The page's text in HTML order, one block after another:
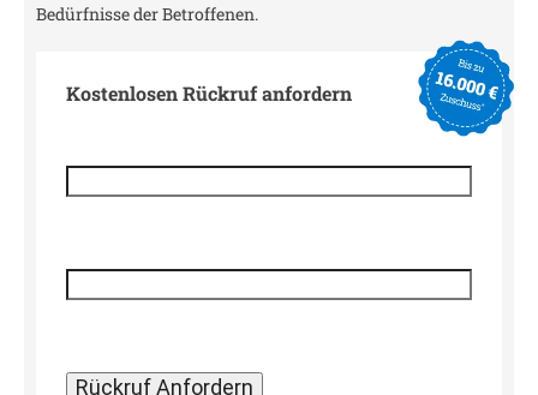
Bedürfnisse der Betroffenen.
Kostenlosen Rückruf anfordern